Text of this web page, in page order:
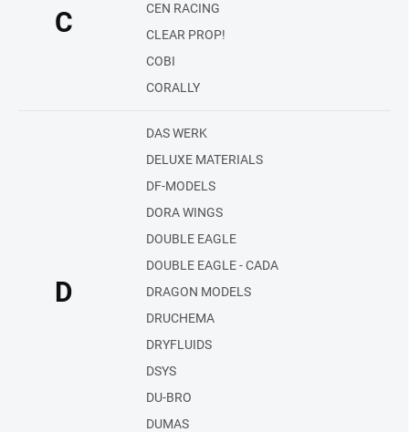
C
CEN RACING
CLEAR PROP!
COBI
CORALLY
D
DAS WERK
DELUXE MATERIALS
DF-MODELS
DORA WINGS
DOUBLE EAGLE
DOUBLE EAGLE - CADA
DRAGON MODELS
DRUCHEMA
DRYFLUIDS
DSYS
DU-BRO
DUMAS